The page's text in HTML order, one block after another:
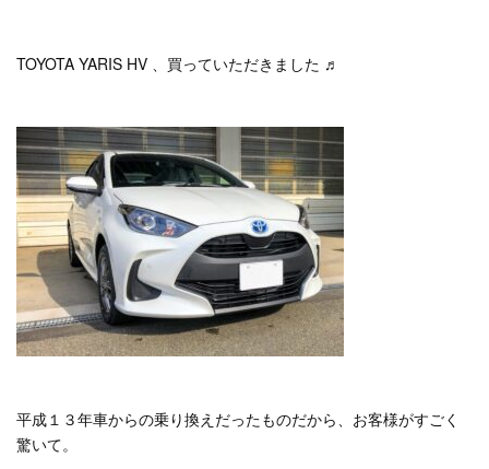
TOYOTA YARIS HV 、買っていただきました ♬
平成１３年車からの乗り換えだったものだから、お客様がすごく
驚いて。